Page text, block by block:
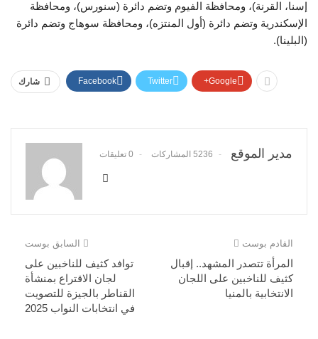
إسنا، القرنة)، ومحافظة الفيوم وتضم دائرة (سنورس)، ومحافظة
الإسكندرية وتضم دائرة (أول المنتزه)، ومحافظة سوهاج وتضم دائرة
(البلينا).
شارك Facebook Twitter Google+
مدير الموقع 5236 المشاركات 0 تعليقات
السابق بوست
توافد كثيف للناخبين على
لجان الاقتراع بمنشأة
القناطر بالجيزة للتصويت
في انتخابات النواب 2025
القادم بوست
المرأة تتصدر المشهد.. إقبال
كثيف للناخبين على اللجان
الانتخابية بالمنيا